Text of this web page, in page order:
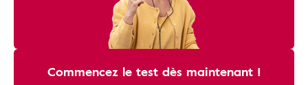
Commencez le test dès maintenant !